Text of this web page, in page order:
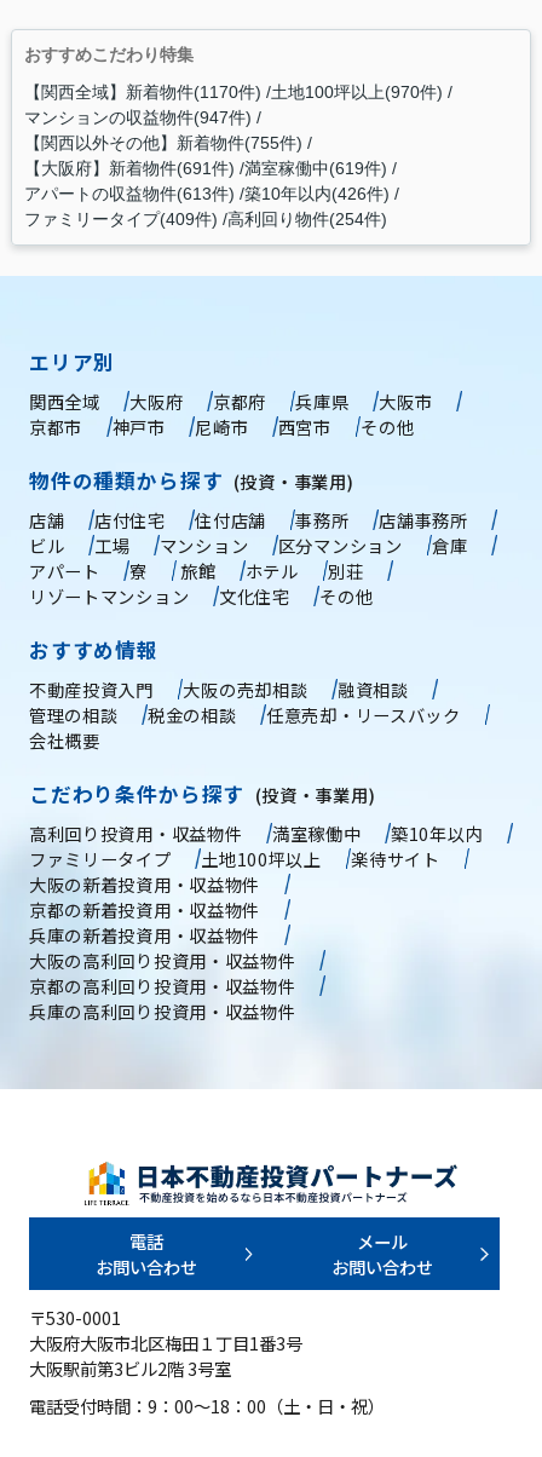
おすすめこだわり特集
【関西全域】新着物件(1170件) 土地100坪以上(970件)
マンションの収益物件(947件)
【関西以外その他】新着物件(755件)
【大阪府】新着物件(691件) 満室稼働中(619件)
アパートの収益物件(613件) 築10年以内(426件)
ファミリータイプ(409件) 高利回り物件(254件)
エリア別
関西全域 大阪府 京都府 兵庫県
大阪市
京都市
神戸市 尼崎市 西宮市 その他
物件の種類から探す (投資・事業用)
店舗
店付住宅 住付店舗 事務所
店舗事務所
ビル
工場 マンション 区分マンション
倉庫
アパート
寮 旅館 ホテル
別荘
リゾートマンション
文化住宅 その他
おすすめ情報
不動産投資入門 大阪の売却相談
融資相談
管理の相談
税金の相談
任意売却・リースバック
会社概要
こだわり条件から探す (投資・事業用)
高利回り投資用・収益物件
満室稼働中
築10年以内
ファミリータイプ
土地100坪以上
楽待サイト
大阪の新着投資用・収益物件
京都の新着投資用・収益物件
兵庫の新着投資用・収益物件
大阪の高利回り投資用・収益物件
京都の高利回り投資用・収益物件
兵庫の高利回り投資用・収益物件
電話
お問い合わせ
メール
お問い合わせ
〒530-0001
大阪府大阪市北区梅田１丁目1番3号
大阪駅前第3ビル2階 3号室
電話受付時間：9：00～18：00（土・日・祝）